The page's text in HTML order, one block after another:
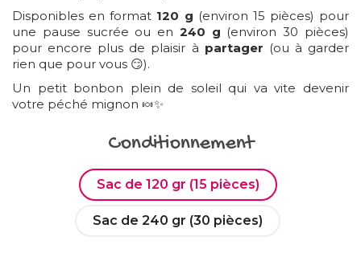
Disponibles en format 120 g (environ 15 pièces) pour
une pause sucrée ou en 240 g (environ 30 pièces)
pour encore plus de plaisir à partager (ou à garder
rien que pour vous 😏).
Un petit bonbon plein de soleil qui va vite devenir
votre péché mignon 🍬✨
Conditionnement
Sac de 120 gr (15 pièces)
Sac de 240 gr (30 pièces)